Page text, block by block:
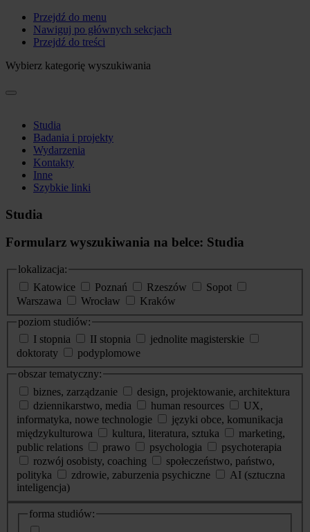
Przejdź do menu
Nawiguj po głównych sekcjach
Przejdź do treści
Wybierz kategorię wyszukiwania
Studia
Badania i projekty
Wydarzenia
Kontakty
Inne
Szybkie linki
Studia
Formularz wyszukiwania na belce: Studia
lokalizacja:
Katowice
Poznań Rzeszów
Sopot
Warszawa
Wrocław
Kraków
poziom studiów:
I stopnia
II stopnia
jednolite magisterskie
doktoraty
podyplomowe
obszar tematyczny:
biznes, zarządzanie
design, projektowanie, architektura
dziennikarstwo, media
human resources
UX,
informatyka, nowe technologie
języki obce, komunikacja
międzykulturowa
kultura, literatura, sztuka
marketing,
public relations
prawo psychologia
psychoterapia
rozwój osobisty, coaching
społeczeństwo, państwo,
polityka
zdrowie, zaburzenia psychiczne
AI (sztuczna
inteligencja)
dodatkowe
informacje
forma studiów: